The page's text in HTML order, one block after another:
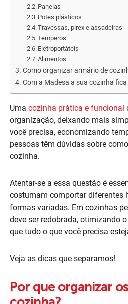
Panelas
Potes plásticos
Travessas, pirex e assadeiras
Temperos
Eletroportáteis
Alimentos
Como organizar armário de
Com a Madesa a sua cozinha
Uma cozinha prática e funcional
organização, deixando mais
você precisa, economizando
pessoas têm dúvidas sobre
cozinha.
Atentar-se a essa questão é
costumam comportar diferentes
formas variadas. Em cozinhas
deve ser redobrada, otimizando
que tudo o que você precisa
Veja as dicas que separamos!
Por que organizar